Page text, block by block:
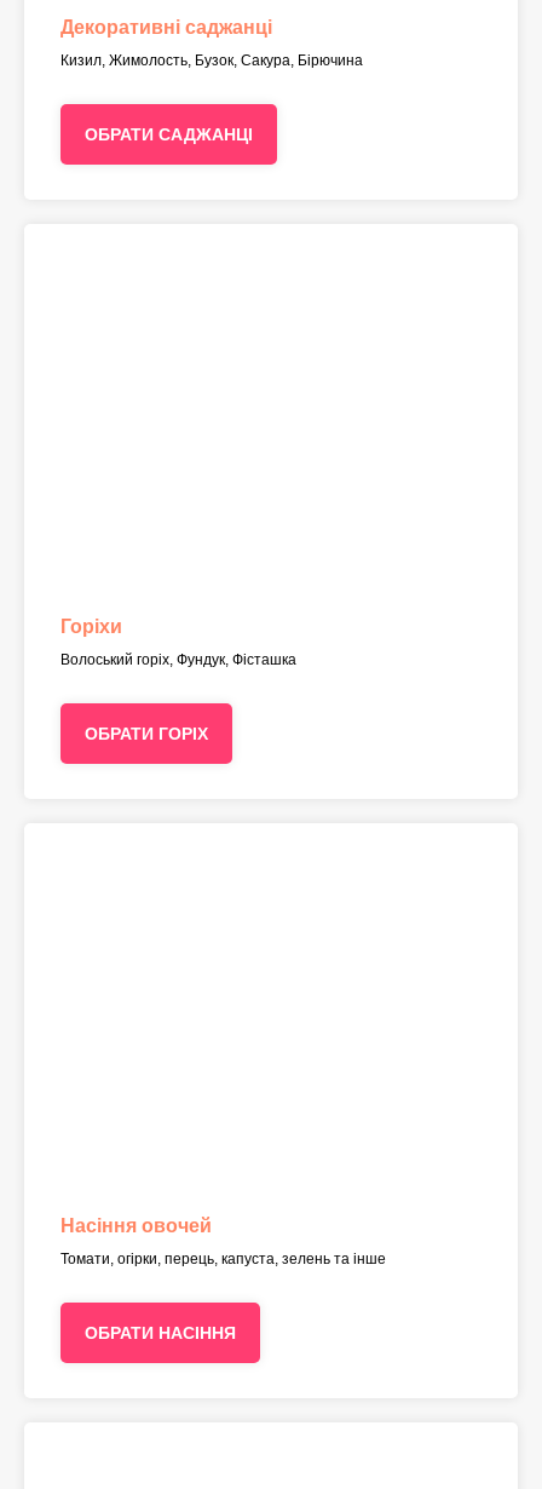
Декоративні саджанці
Кизил, Жимолость, Бузок, Сакура, Бірючина
ОБРАТИ САДЖАНЦІ
Горіхи
Волоський горіх, Фундук, Фісташка
ОБРАТИ ГОРІХ
Насіння овочей
Томати, огірки, перець, капуста, зелень та інше
ОБРАТИ НАСІННЯ